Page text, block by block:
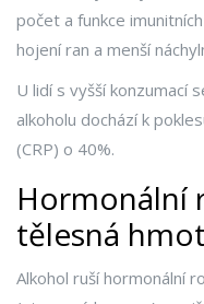
počet a funkce
hojení ran a menší
U lidí s vyšší konzumací
alkoholu dochází k
(CRP) o 40%.
Hormonální
tělesná
Alkohol ruší hormonální